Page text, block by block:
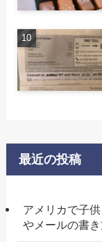
最近の投稿
アメリカで子
やメールの書